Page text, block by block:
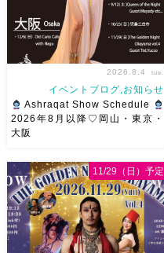
です♡皆様にお会いできますよ
うに
ご予約はメッセージく
ださい
お待ちしています
Ashraqat Show Schedule
岡山・8/22(土) […]
2026.8.4 tue.
イベントブログ,お知らせ
Ashraqat Show Schedule
2026年8月以降♡岡山・東京・
大阪
11/29（日）予定